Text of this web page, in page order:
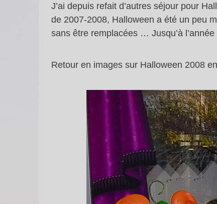
J’ai depuis refait d’autres séjour pour
de 2007-2008, Halloween a été un peu
sans être remplacées … Jusqu’à l’année
Retour en images sur Halloween 2008